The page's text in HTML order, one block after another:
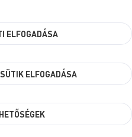
kapcsolatos
ELFOGADÁSA
ELFOGADÁSA